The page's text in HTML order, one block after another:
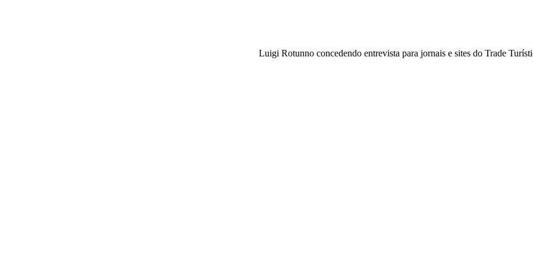
Luigi Rotunno concedendo entrevista para jornais e sites do Trade